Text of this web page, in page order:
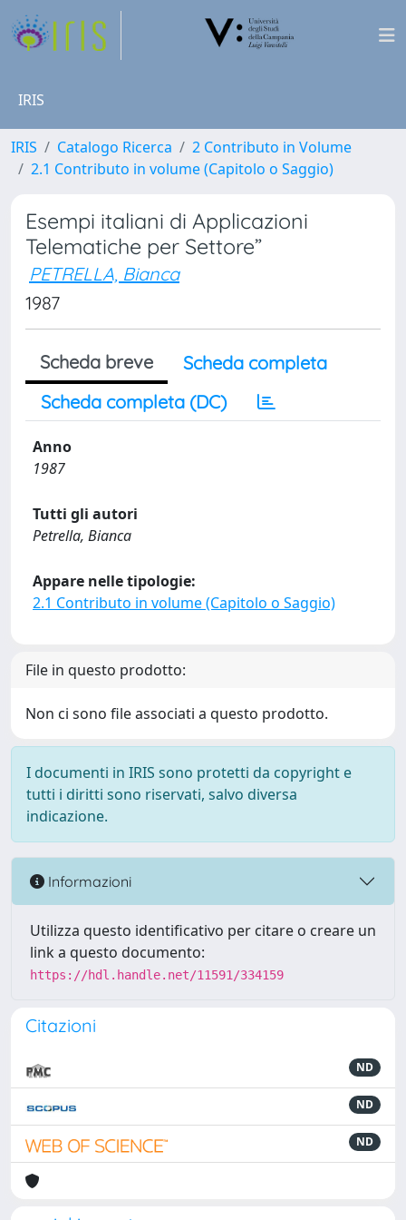
IRIS
IRIS Catalogo Ricerca
2 Contributo in Volume
2.1 Contributo in volume (Capitolo o Saggio)
Esempi italiani di Applicazioni
Telematiche per Settore”
PETRELLA, Bianca
1987
Scheda breve
Scheda completa
Scheda completa (DC)
Anno
1987
Tutti gli autori
Petrella, Bianca
Appare nelle tipologie:
2.1 Contributo in volume (Capitolo o Saggio)
File in questo prodotto:
Non ci sono file associati a questo prodotto.
I documenti in IRIS sono protetti da copyright e
tutti i diritti sono riservati, salvo diversa
indicazione.
Informazioni
Utilizza questo identificativo per citare o creare un
link a questo documento:
https://hdl.handle.net/11591/334159
Citazioni
ND
ND
ND